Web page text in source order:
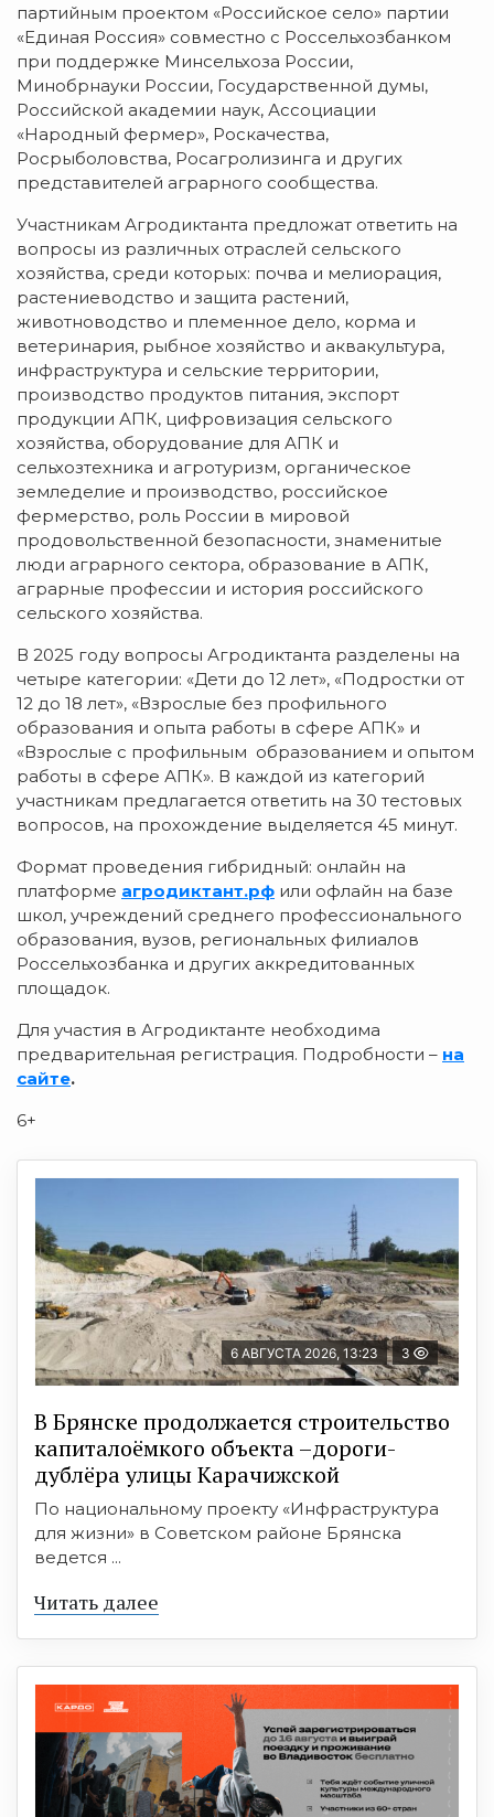
партийным проектом «Российское село» партии
«Единая Россия» совместно с Россельхозбанком
при поддержке Минсельхоза России,
Минобрнауки России, Государственной думы,
Российской академии наук, Ассоциации
«Народный фермер», Роскачества,
Росрыболовства, Росагролизинга и других
представителей аграрного сообщества.
Участникам Агродиктанта предложат ответить на
вопросы из различных отраслей сельского
хозяйства, среди которых: почва и мелиорация,
растениеводство и защита растений,
животноводство и племенное дело, корма и
ветеринария, рыбное хозяйство и аквакультура,
инфраструктура и сельские территории,
производство продуктов питания, экспорт
продукции АПК, цифровизация сельского
хозяйства, оборудование для АПК и
сельхозтехника и агротуризм, органическое
земледелие и производство, российское
фермерство, роль России в мировой
продовольственной безопасности, знаменитые
люди аграрного сектора, образование в АПК,
аграрные профессии и история российского
сельского хозяйства.
В 2025 году вопросы Агродиктанта разделены на
четыре категории: «Дети до 12 лет», «Подростки от
12 до 18 лет», «Взрослые без профильного
образования и опыта работы в сфере АПК» и
«Взрослые с профильным образованием и опытом
работы в сфере АПК». В каждой из категорий
участникам предлагается ответить на 30 тестовых
вопросов, на прохождение выделяется 45 минут.
Формат проведения гибридный: онлайн на
платформе агродиктант.рф или офлайн на базе
школ, учреждений среднего профессионального
образования, вузов, региональных филиалов
Россельхозбанка и других аккредитованных
площадок.
Для участия в Агродиктанте необходима
предварительная регистрация. Подробности – на
сайте.
6+
6 АВГУСТА 2026, 13:23 3
В Брянске продолжается строительство
капиталоёмкого объекта –дороги-
дублёра улицы Карачижской
По национальному проекту «Инфраструктура
для жизни» в Советском районе Брянска
ведется ...
Читать далее